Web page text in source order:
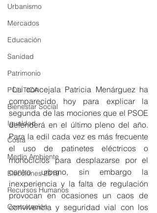
Urbanismo
Mercados
Educación
Sanidad
Patrimonio
POLÍTICA
Bienestar Social
Igualdad
Costa
Medio Ambiente
Elecciones 2019
Recursos Humanos
Contratación
La concejala Patricia Menárguez ha
comparecido hoy para explicar la
segunda de las mociones que el PSOE
defenderá en el último pleno del año.
Para la edil cada vez es más frecuente
el uso de patinetes eléctricos o
monociclos para desplazarse por el
centro urbano, sin embargo la
inexperiencia y la falta de regulación
provocan en ocasiones un caos de
convivencia y seguridad vial con los